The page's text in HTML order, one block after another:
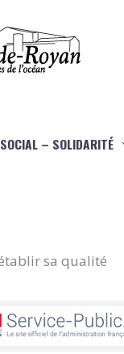
– SOLIDARITÉ
sa qualité